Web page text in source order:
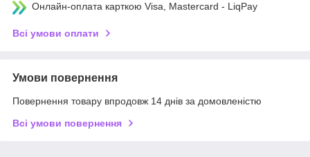
Онлайн-оплата карткою Visa, Mastercard - LiqPay
Всі умови оплати
Умови повернення
Повернення товару впродовж 14 днів за домовленістю
Всі умови повернення